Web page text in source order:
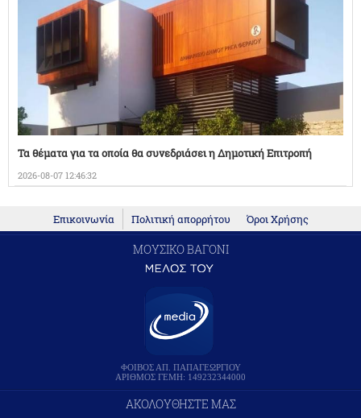
Τα θέματα για τα οποία θα συνεδριάσει η Δημοτική Επιτροπή
2026-08-07 12:46:32
Επικοινωνία Πολιτική απορρήτου Όροι Χρήσης
ΜΟΥΣΙΚΟ ΒΑΓΟΝΙ
ΦΟΙΒΟΣ ΑΠ. ΠΑΠΑΓΕΩΡΓΙΟΥ
ΑΡΙΘΜΟΣ ΓΕΜΗ: 149232344000
ΑΚΟΛΟΥΘΗΣΤΕ ΜΑΣ